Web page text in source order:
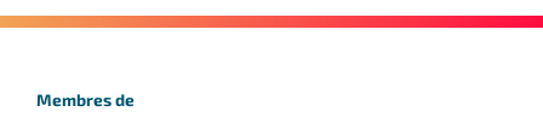
Membres de